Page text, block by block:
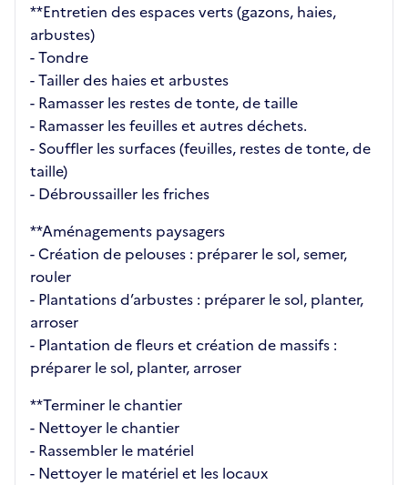
**Entretien des espaces verts (gazons, haies,
arbustes)
- Tondre
- Tailler des haies et arbustes
- Ramasser les restes de tonte, de taille
- Ramasser les feuilles et autres déchets.
- Souffler les surfaces (feuilles, restes de tonte, de
taille)
- Débroussailler les friches
**Aménagements paysagers
- Création de pelouses : préparer le sol, semer,
rouler
- Plantations d’arbustes : préparer le sol, planter,
arroser
- Plantation de fleurs et création de massifs :
préparer le sol, planter, arroser
**Terminer le chantier
- Nettoyer le chantier
- Rassembler le matériel
- Nettoyer le matériel et les locaux